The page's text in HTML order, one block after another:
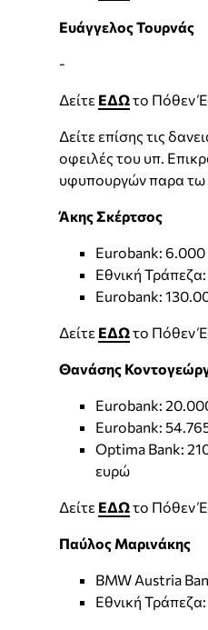
Ευάγγελος Τουρνάς
-
Δείτε ΕΔΩτο Πόθεν
Δείτε επίσης τις
οφειλές του υπ.
υφυπουργών παρα
Άκης Σκέρτσος
Eurobank:
Εθνική
Eurobank:
Δείτε ΕΔΩτο Πόθεν
Θανάσης
Eurobank:
Eurobank:
Optima Bank:
ευρώ
Δείτε ΕΔΩτο Πόθεν
Παύλος Μαρινάκης
BMW Austria
Εθνική